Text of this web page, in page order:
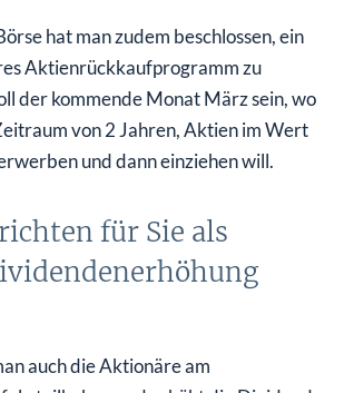
hat man zudem beschlossen, ein
Aktienrückkaufprogramm zu
der kommende Monat März sein, wo
von 2 Jahren, Aktien im Wert
und dann einziehen will.
für Sie als
auch die Aktionäre am